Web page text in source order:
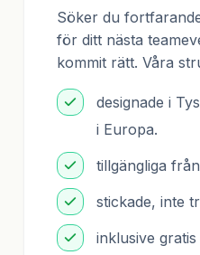
Söker du
för ditt nästa
kommit rätt. Våra
designade i
i Europa.
tillgängliga
stickade, inte
inklusive gratis